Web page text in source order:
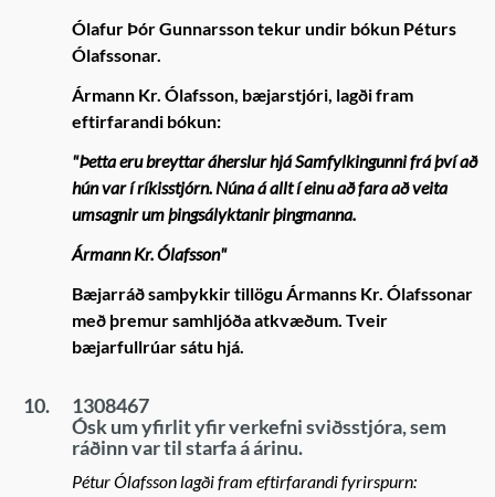
Ólafur Þór Gunnarsson tekur undir bókun Péturs
Ólafssonar.
Ármann Kr. Ólafsson, bæjarstjóri, lagði fram
eftirfarandi bókun:
"Þetta eru breyttar áherslur hjá Samfylkingunni frá því að
hún var í ríkisstjórn. Núna á allt í einu að fara að veita
umsagnir um þingsályktanir þingmanna.
Ármann Kr. Ólafsson"
Bæjarráð samþykkir tillögu Ármanns Kr. Ólafssonar
með þremur samhljóða atkvæðum. Tveir
bæjarfullrúar sátu hjá.
10.
1308467
Ósk um yfirlit yfir verkefni sviðsstjóra, sem
ráðinn var til starfa á árinu.
Pétur Ólafsson lagði fram eftirfarandi fyrirspurn: